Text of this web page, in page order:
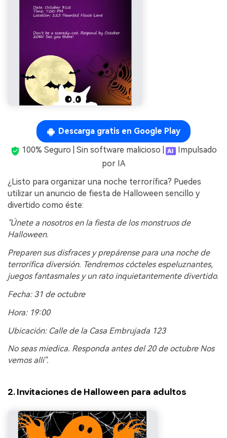
Descarga gratis en Google Play
100% Seguro | Sin software malicioso |
Impulsado
por IA
¿Listo para organizar una noche terrorífica? Puedes
utilizar un anuncio de fiesta de Halloween sencillo y
divertido como éste:
"Únete a nosotros en la fiesta de los monstruos de
Halloween.
Preparen sus disfraces y prepárense para una noche de
terrorífica diversión. Tendremos cócteles espeluznantes,
juegos fantasmales y un rato inquietantemente divertido.
Fecha: 31 de octubre
Hora: 19:00
Ubicación: Calle de la Casa Embrujada 123
No seas miedica. Responda antes del 20 de octubre Nos
vemos allí".
2. Invitaciones de Halloween para adultos